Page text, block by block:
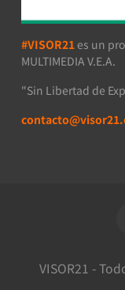
#VISOR21 es un
MULTIMEDIA V.E.A.
"Sin Libertad de
VISOR21 -